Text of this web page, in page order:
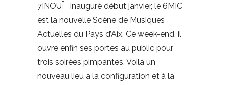
7INOUÏ Inauguré début janvier, le 6MIC
est la nouvelle Scène de Musiques
Actuelles du Pays d’Aix. Ce week-end, il
ouvre enfin ses portes au public pour
trois soirées pimpantes. Voilà un
nouveau lieu à la configuration et à la